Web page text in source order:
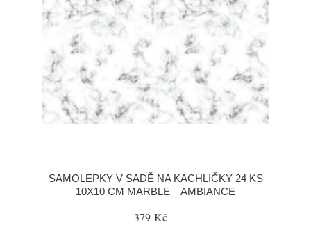
SAMOLEPKY V SADĚ NA KACHLIČKY 24 KS
10X10 CM MARBLE – AMBIANCE
379 Kč